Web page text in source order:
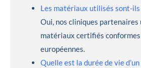
Les matériaux utilisés sont-ils
Oui, nos cliniques
matériaux certifiés
européennes.
Quelle est la durée de vie